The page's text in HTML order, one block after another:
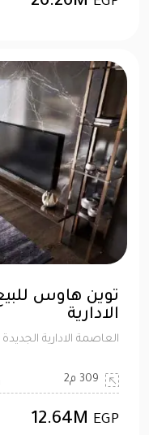
توين هاوس
الادارية
العاصمة الادارية الجديدة
309 م2
12.64M EGP